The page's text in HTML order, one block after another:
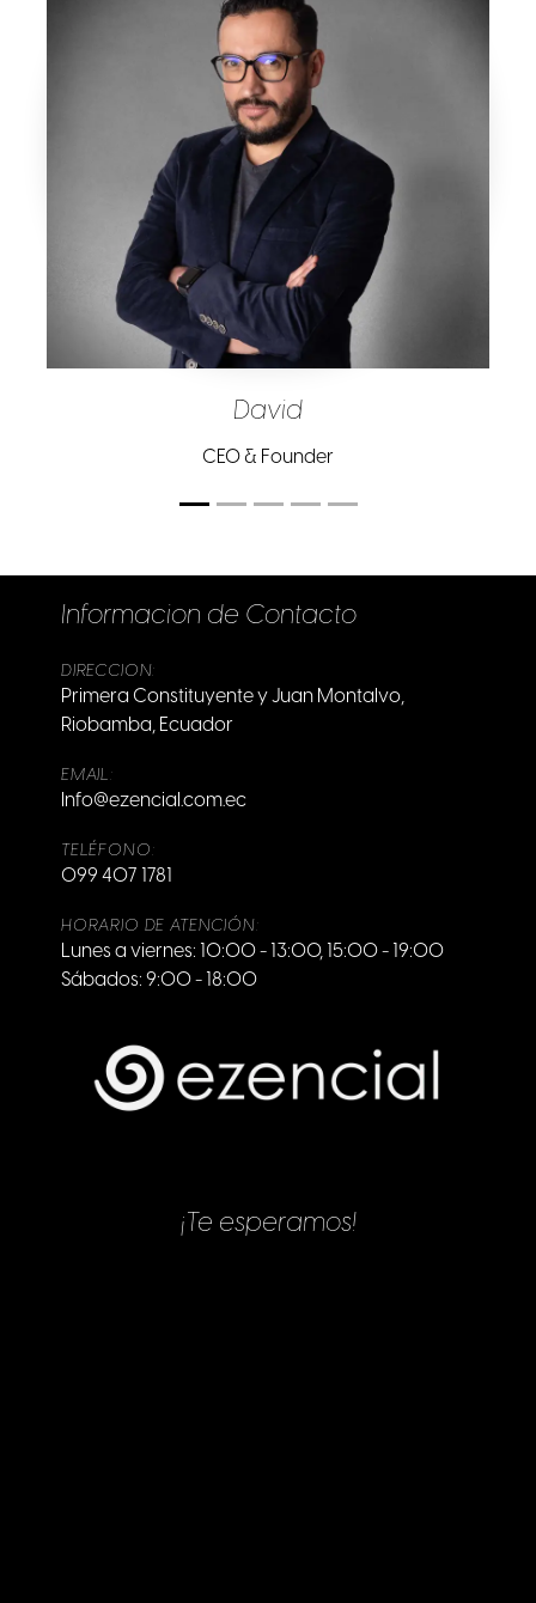
David
CEO & Founder
Informacion de Contacto
DIRECCION:
Primera Constituyente y Juan Montalvo,
Riobamba, Ecuador
EMAIL:
Info@ezencial.com.ec
TELÉFONO:
099 407 1781
HORARIO DE ATENCIÓN:
Lunes a viernes: 10:00 - 13:00, 15:00 - 19:00
Sábados: 9:00 - 18:00
¡Te esperamos!